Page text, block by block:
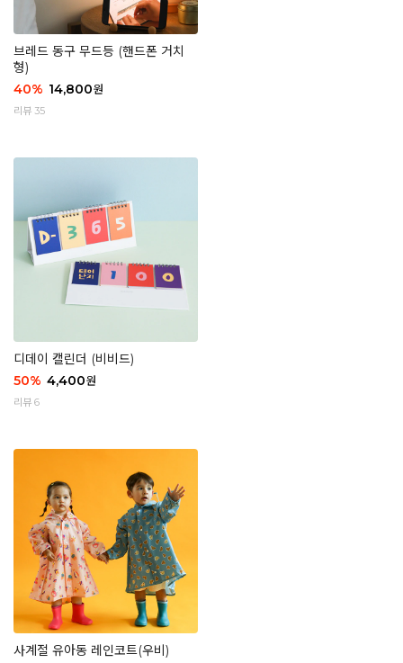
브레드 동구 무드등 (핸드폰 거치
형)
40% 14,800원
리뷰 35
디데이 캘린더 (비비드)
50% 4,400원
리뷰 6
사계절 유아동 레인코트(우비)